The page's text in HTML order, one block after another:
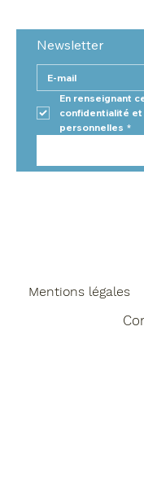
Newsletter
En renseignant
confidentialité
personnelles *
Mentions légales